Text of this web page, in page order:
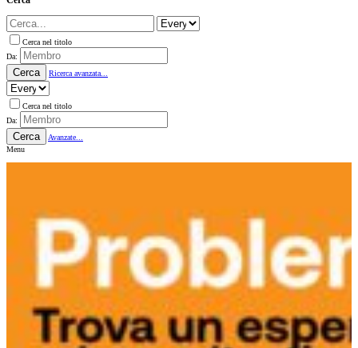
Cerca nel titolo
Da:
Cerca Ricerca avanzata...
Cerca nel titolo
Da:
Cerca
Avanzate...
Menu